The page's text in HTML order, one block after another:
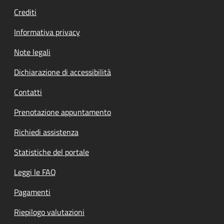
Crediti
Informativa privacy
Note legali
Dichiarazione di accessibilità
Contatti
Prenotazione appuntamento
Richiedi assistenza
Statistiche del portale
Leggi le FAQ
Pagamenti
Riepilogo valutazioni